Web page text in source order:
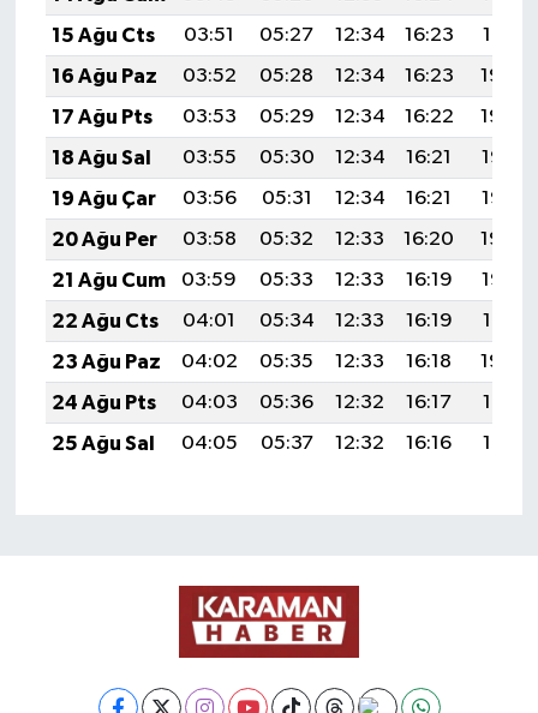
15 Ağu Cts
03:51 05:27 12:34 16:23
19:31
16 Ağu Paz
03:52 05:28 12:34 16:23
19:30
17 Ağu Pts
03:53 05:29 12:34 16:22
19:29
18 Ağu Sal
03:55 05:30 12:34 16:21
19:27
19 Ağu Çar
03:56 05:31 12:34 16:21
19:26
20 Ağu Per
03:58 05:32 12:33 16:20
19:24
21 Ağu Cum
03:59 05:33 12:33 16:19
19:23
22 Ağu Cts
04:01 05:34 12:33 16:19
19:21
23 Ağu Paz
04:02 05:35 12:33 16:18
19:20
24 Ağu Pts
04:03 05:36 12:32 16:17
19:18
25 Ağu Sal
04:05 05:37 12:32 16:16 19:17